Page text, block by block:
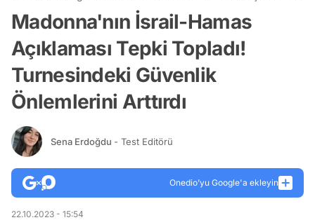
Madonna'nın İsrail-Hamas
Açıklaması Tepki Topladı!
Turnesindeki Güvenlik
Önlemlerini Arttırdı
Sena Erdoğdu - Test Editörü
Onedio’yu Google'a ekleyin
22.10.2023 - 15:54